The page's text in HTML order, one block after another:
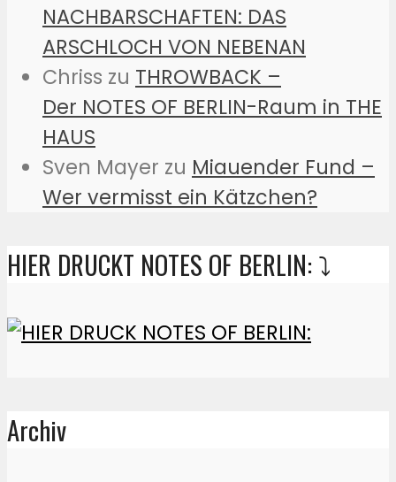
NACHBARSCHAFTEN: DAS
ARSCHLOCH VON NEBENAN
Chriss zu THROWBACK –
Der NOTES OF BERLIN-Raum in THE
HAUS
Sven Mayer zu Miauender Fund –
Wer vermisst ein Kätzchen?
HIER DRUCKT NOTES OF BERLIN: ⤵️
Archiv